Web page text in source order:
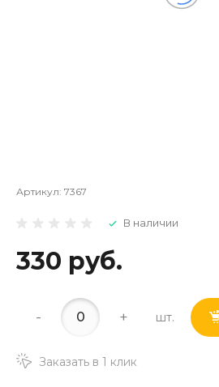
Артикул: 7367
В наличии
330 руб.
- + шт.
Заказать в 1 клик